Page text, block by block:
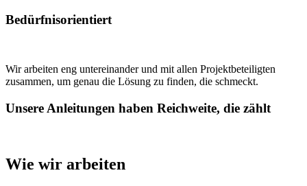
Bedürfnisorientiert
Wir arbeiten eng untereinander und mit allen Projektbeteiligten
zusammen, um genau die Lösung zu finden, die schmeckt.
Unsere Anleitungen haben Reichweite, die zählt
Wie wir arbeiten